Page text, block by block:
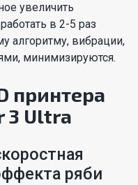
увеличить
в 2-5 раз
алгоритму, вибрации,
минимизируются.
принтера
3 Ultra
ряби